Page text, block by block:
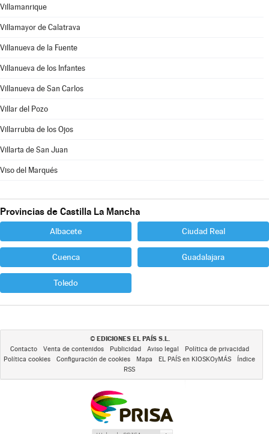
Villamanrique
Villamayor de Calatrava
Villanueva de la Fuente
Villanueva de los Infantes
Villanueva de San Carlos
Villar del Pozo
Villarrubia de los Ojos
Villarta de San Juan
Viso del Marqués
Provincias de Castilla La Mancha
Albacete Ciudad Real
Cuenca Guadalajara
Toledo
© EDICIONES EL PAÍS S.L.
Contacto Venta de contenidos Publicidad Aviso legal
Política de privacidad
Política cookies
Configuración de cookies Mapa EL PAÍS en KIOSKOyMÁS
Índice
RSS